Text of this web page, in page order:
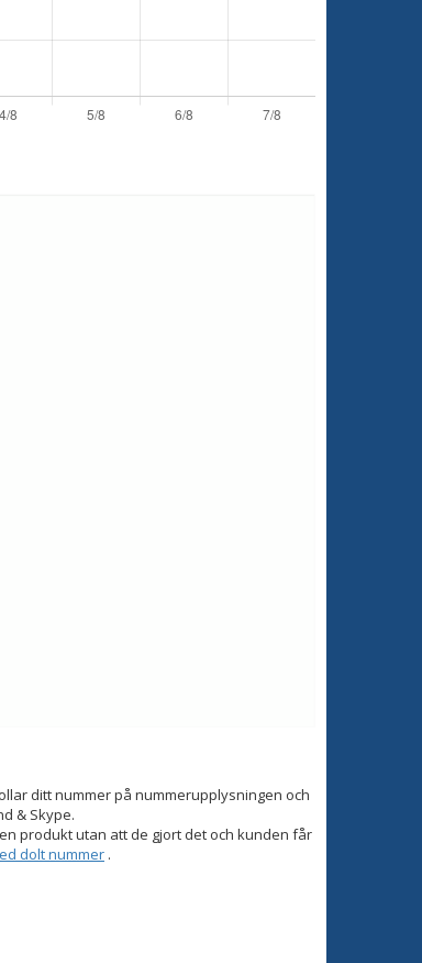
ditt nummer på nummerupplysningen och
& Skype.
produkt utan att de gjort det och kunden får
dolt nummer .